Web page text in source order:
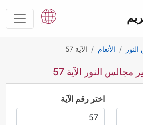
الأنعام الآية 57
النور الآية 57
اختر رقم الآية